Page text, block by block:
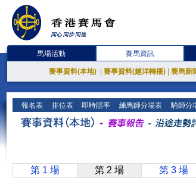
馬場活動 賽馬資訊
賽事資料(本地) 賽事資料(越洋轉播) 賽馬新
報名表 排位表 即時賠率 練馬師分場表 騎師分
第 1 場 第 2 場 第 3 場